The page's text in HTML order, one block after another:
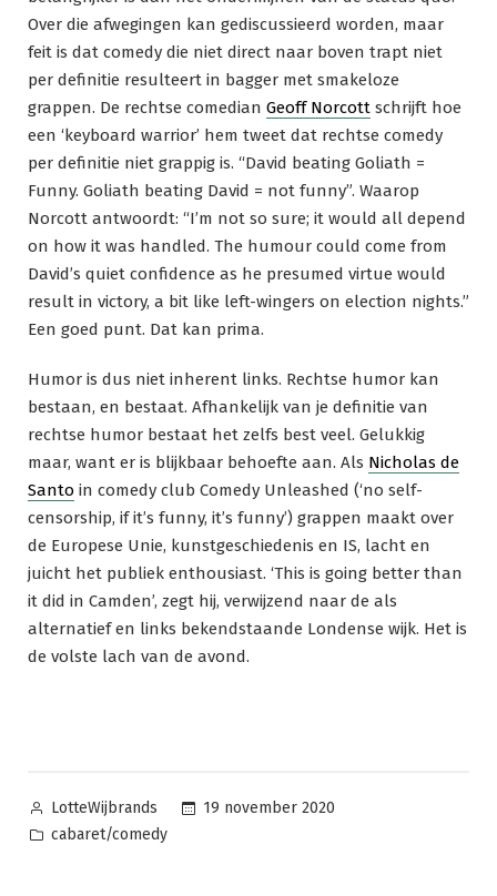
Over die afwegingen kan gediscussieerd worden, maar
feit is dat comedy die niet direct naar boven trapt niet
per definitie resulteert in bagger met smakeloze
grappen. De rechtse comedian Geoff Norcott schrijft hoe
een ‘keyboard warrior’ hem tweet dat rechtse comedy
per definitie niet grappig is. “David beating Goliath =
Funny. Goliath beating David = not funny”. Waarop
Norcott antwoordt: “I’m not so sure; it would all depend
on how it was handled. The humour could come from
David’s quiet confidence as he presumed virtue would
result in victory, a bit like left-wingers on election nights.”
Een goed punt. Dat kan prima.
Humor is dus niet inherent links. Rechtse humor kan
bestaan, en bestaat. Afhankelijk van je definitie van
rechtse humor bestaat het zelfs best veel. Gelukkig
maar, want er is blijkbaar behoefte aan. Als Nicholas de
Santo in comedy club Comedy Unleashed (‘no self-
censorship, if it’s funny, it’s funny’) grappen maakt over
de Europese Unie, kunstgeschiedenis en IS, lacht en
juicht het publiek enthousiast. ‘This is going better than
it did in Camden’, zegt hij, verwijzend naar de als
alternatief en links bekendstaande Londense wijk. Het is
de volste lach van de avond.
Posted
by
LotteWijbrands
19 november 2020
Posted
cabaret/comedy